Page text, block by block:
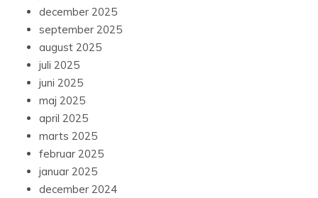
december 2025
september 2025
august 2025
juli 2025
juni 2025
maj 2025
april 2025
marts 2025
februar 2025
januar 2025
december 2024